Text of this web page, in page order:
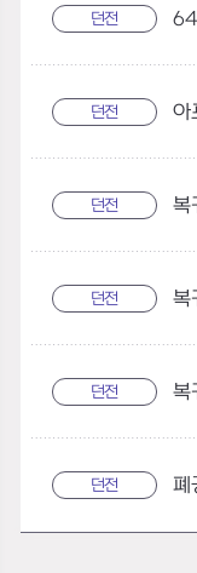
던전 64
던전 아
던전 복
던전 복
던전 복
던전 폐